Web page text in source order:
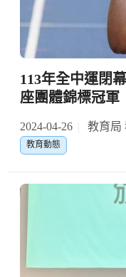
113年全中運閉
座團體錦標冠軍
2024-04-26 教育局
教育動態